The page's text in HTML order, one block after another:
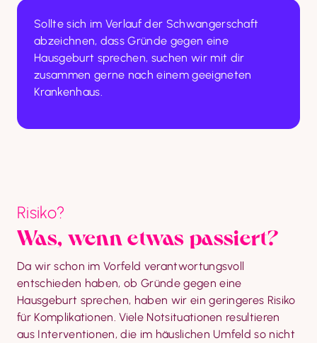
Sollte sich im Verlauf der Schwangerschaft
abzeichnen, dass Gründe gegen eine
Hausgeburt sprechen, suchen wir mit dir
zusammen gerne nach einem geeigneten
Krankenhaus.
Risiko?
Was, wenn etwas passiert?
Da wir schon im Vorfeld verantwortungsvoll
entschieden haben, ob Gründe gegen eine
Hausgeburt sprechen, haben wir ein geringeres Risiko
für Komplikationen. Viele Notsituationen resultieren
aus Interventionen, die im häuslichen Umfeld so nicht